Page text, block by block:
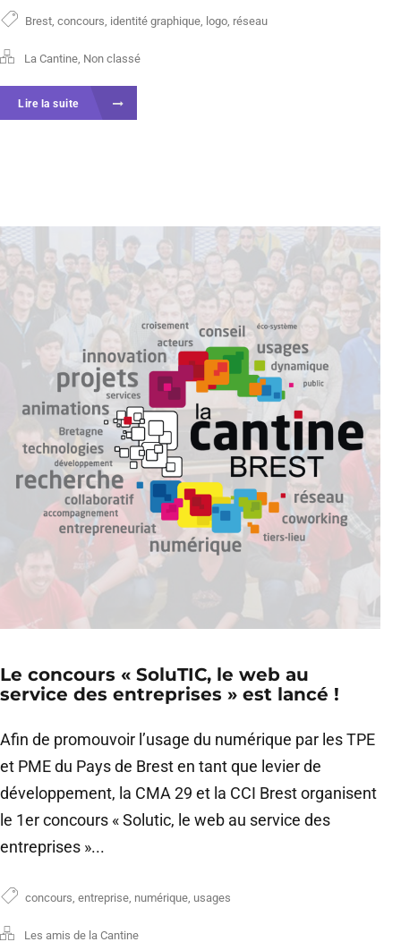
Brest concours identité graphique logo réseau
La Cantine Non classé
Lire la suite
Le concours « SoluTIC, le web au
service des entreprises » est lancé !
Afin de promouvoir l’usage du numérique par les TPE
et PME du Pays de Brest en tant que levier de
développement, la CMA 29 et la CCI Brest organisent
le 1er concours « Solutic, le web au service des
entreprises »...
concours entreprise numérique usages
Les amis de la Cantine